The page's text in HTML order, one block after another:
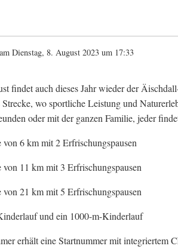
Dienstag, 8. August 2023 um 17:33
findet auch dieses Jahr wieder der
wo sportliche Leistung und
oder mit der ganzen Familie, jeder
von 6 km mit 2 Erfrischungspausen
von 11 km mit 3 Erfrischungspausen
von 21 km mit 5 Erfrischungspausen
und ein 1000-m-Kinderlauf
erhält eine Startnummer mit integriertem